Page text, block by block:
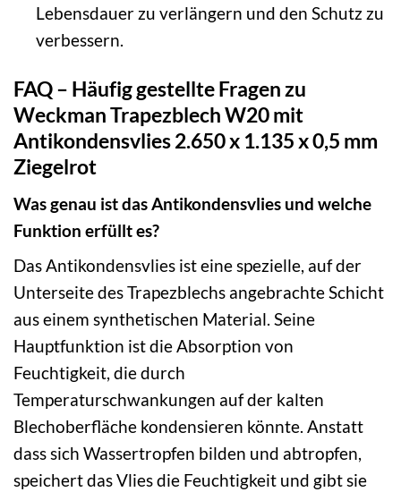
Lebensdauer zu verlängern und den Schutz zu
verbessern.
FAQ – Häufig gestellte Fragen zu
Weckman Trapezblech W20 mit
Antikondensvlies 2.650 x 1.135 x 0,5 mm
Ziegelrot
Was genau ist das Antikondensvlies und welche
Funktion erfüllt es?
Das Antikondensvlies ist eine spezielle, auf der
Unterseite des Trapezblechs angebrachte Schicht
aus einem synthetischen Material. Seine
Hauptfunktion ist die Absorption von
Feuchtigkeit, die durch
Temperaturschwankungen auf der kalten
Blechoberfläche kondensieren könnte. Anstatt
dass sich Wassertropfen bilden und abtropfen,
speichert das Vlies die Feuchtigkeit und gibt sie